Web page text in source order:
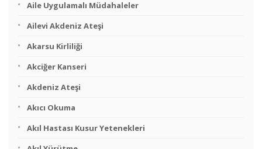
Aile Uygulamalı Müdahaleler
Ailevi Akdeniz Ateşi
Akarsu Kirliliği
Akciğer Kanseri
Akdeniz Ateşi
Akıcı Okuma
Akıl Hastası Kusur Yetenekleri